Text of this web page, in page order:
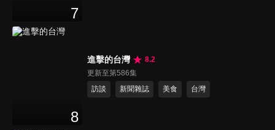
7
8
進擊的台灣
8.2
更新至第586集
訪談
新聞雜誌 美食 台灣